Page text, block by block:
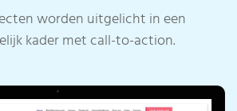
worden uitgelicht in een
kader met call-to-action.